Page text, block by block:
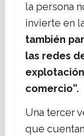
la persona
invierte en
también
las redes
comercio”.
Una tercer
que